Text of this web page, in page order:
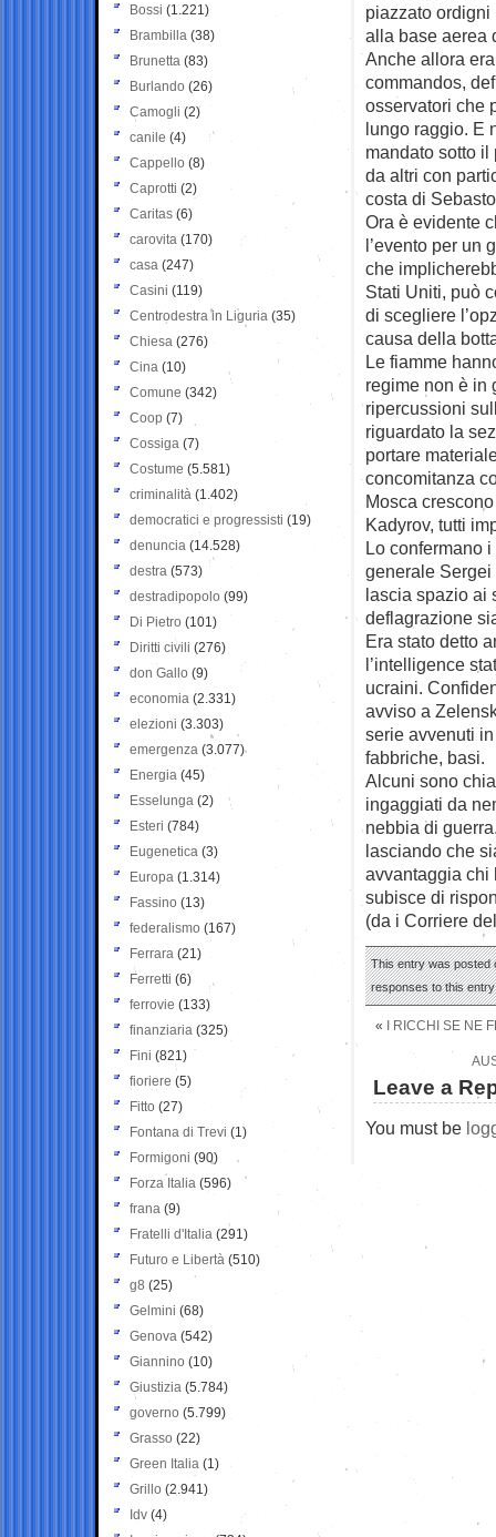
piazzato
alla base aerea
Anche allora
commandos,
osservatori che
lungo raggio. E
mandato sotto
da altri con
costa di
Ora è evidente
l’evento per un
che
Stati Uniti, può
di scegliere
causa della
Le fiamme
regime non è in
ripercussioni
riguardato la
portare
concomitanza
Mosca
Kadyrov, tutti
Lo confermano
generale
lascia spazio ai
deflagrazione
Era stato detto
l’intelligence
ucraini.
avviso a
serie avvenuti
fabbriche, basi.
Alcuni sono
ingaggiati da
nebbia di
lasciando che
avvantaggia chi
subisce di
(da i Corriere
This entry was posted
responses to this
« I RICCHI SE NE
Leave a
You must be
Bossi (1.221)
Brambilla (38)
Brunetta (83)
Burlando (26)
Camogli (2)
canile (4)
Cappello (8)
Caprotti (2)
Caritas (6)
carovita (170)
casa (247)
Casini (119)
Centrodestra in Liguria (35)
Chiesa (276)
Cina (10)
Comune (342)
Coop (7)
Cossiga (7)
Costume (5.581)
criminalità (1.402)
democratici e progressisti (19)
denuncia (14.528)
destra (573)
destradipopolo (99)
Di Pietro (101)
Diritti civili (276)
don Gallo (9)
economia (2.331)
elezioni (3.303)
emergenza (3.077)
Energia (45)
Esselunga (2)
Esteri (784)
Eugenetica (3)
Europa (1.314)
Fassino (13)
federalismo (167)
Ferrara (21)
Ferretti (6)
ferrovie (133)
finanziaria (325)
Fini (821)
fioriere (5)
Fitto (27)
Fontana di Trevi (1)
Formigoni (90)
Forza Italia (596)
frana (9)
Fratelli d'Italia (291)
Futuro e Libertà (510)
g8 (25)
Gelmini (68)
Genova (542)
Giannino (10)
Giustizia (5.784)
governo (5.799)
Grasso (22)
Green Italia (1)
Grillo (2.941)
Idv (4)